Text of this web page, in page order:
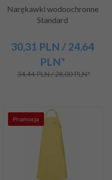
Narękawki wodoochronne
Standard
30,31 PLN / 24,64
PLN*
34,44 PLN / 28,00 PLN*
Promocja